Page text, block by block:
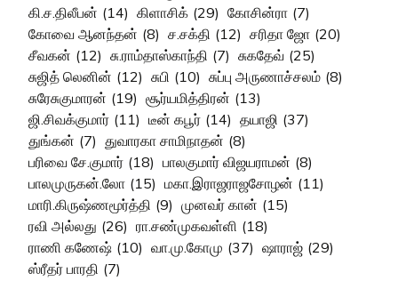
கி.ச.திலீபன் (14) கிளாசிக் (29) கோசின்ரா (7)
கோவை ஆனந்தன் (8) ச.சக்தி (12) சரிதா ஜோ (20)
சீவகன் (12) சு.ராம்தாஸ்காந்தி (7) சுகதேவ் (25)
சுஜித் லெனின் (12) சுபி (10) சுப்பு அருணாச்சலம் (8)
சுரேசுகுமாரன் (19) சூர்யமித்திரன் (13)
ஜி.சிவக்குமார் (11) டீன் கபூர் (14) தயாஜி (37)
துங்கன் (7) துவாரகா சாமிநாதன் (8)
பரிவை சே.குமார் (18) பாலகுமார் விஜயராமன் (8)
பாலமுருகன்.லோ (15) மகா.இராஜராஜசோழன் (11)
மாரி.கிருஷ்ணமூர்த்தி (9) முனவர் கான் (15)
ரவி அல்லது (26) ரா.சண்முகவள்ளி (18)
ராணி கணேஷ் (10) வா.மு.கோமு (37) ஷாராஜ் (29)
ஸ்ரீதர் பாரதி (7)